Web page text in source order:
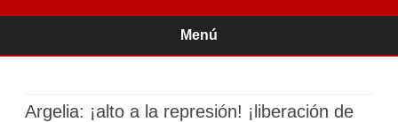
Menú
Argelia: ¡alto a la represión! ¡liberación de